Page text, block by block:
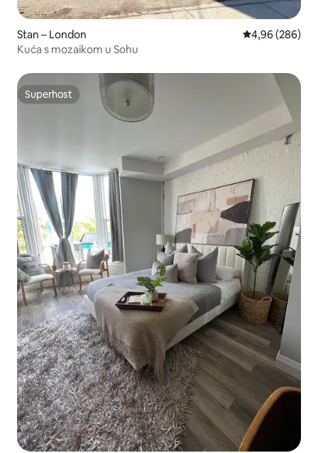
Stan – London Prosječna
4,96 (286)
Kuća s mozaikom u Sohu
Superhost
Superhost